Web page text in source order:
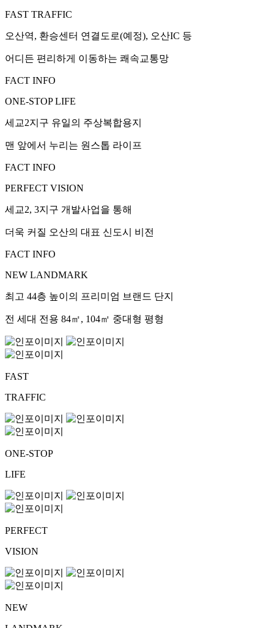
FAST TRAFFIC
오산역, 환승센터 연결도로(예정), 오산IC 등
어디든 편리하게 이동하는 쾌속교통망
FACT INFO
ONE-STOP LIFE
세교2지구 유일의 주상복합용지
맨 앞에서 누리는 원스톱 라이프
FACT INFO
PERFECT VISION
세교2, 3지구 개발사업을 통해
더욱 커질 오산의 대표 신도시 비전
FACT INFO
NEW LANDMARK
최고 44층 높이의 프리미엄 브랜드 단지
전 세대 전용 84㎡, 104㎡ 중대형 평형
FAST
TRAFFIC
ONE-STOP
LIFE
PERFECT
VISION
NEW